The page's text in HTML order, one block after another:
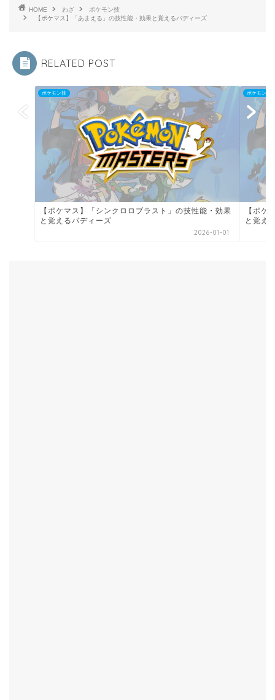
HOME わざ
ポケモン技
【ポケマス】「あまえる」の技性能・効果と覚えるバディーズ
RELATED POST
ポケモン技
【ポケマス】「シンクロロブラスト」の技性能・効果
と覚えるバディーズ
2026-01-01
ポケモン技
【ポケ
と覚え